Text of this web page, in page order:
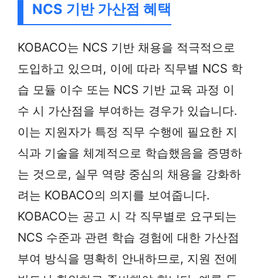
NCS 기반 가산점 혜택
KOBACO는 NCS 기반 채용을 적극적으로
도입하고 있으며, 이에 따라 직무별 NCS 학
습 모듈 이수 또는 NCS 기반 교육 과정 이
수 시 가산점을 부여하는 경우가 있습니다.
이는 지원자가 특정 직무 수행에 필요한 지
식과 기술을 체계적으로 학습했음을 증명하
는 것으로, 실무 역량 중심의 채용을 강화하
려는 KOBACO의 의지를 보여줍니다.
KOBACO는 공고 시 각 직무별로 요구되는
NCS 수준과 관련 학습 경험에 대한 가산점
부여 방식을 명확히 안내하므로, 지원 전에